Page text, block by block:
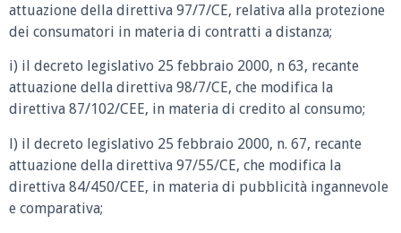
attuazione della direttiva 97/7/CE, relativa alla protezione
dei consumatori in materia di contratti a distanza;
i) il decreto legislativo 25 febbraio 2000, n 63, recante
attuazione della direttiva 98/7/CE, che modifica la
direttiva 87/102/CEE, in materia di credito al consumo;
l) il decreto legislativo 25 febbraio 2000, n. 67, recante
attuazione della direttiva 97/55/CE, che modifica la
direttiva 84/450/CEE, in materia di pubblicità ingannevole
e comparativa;